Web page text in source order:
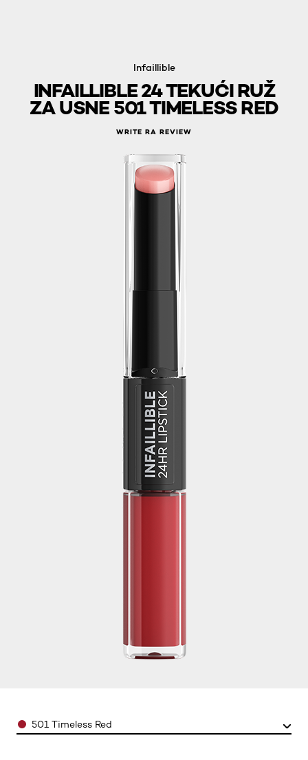
Infaillible
INFAILLIBLE 24 TEKUĆI RUŽ
ZA USNE 501 TIMELESS RED
WRITE RA REVIEW
Color501 Timeless Red